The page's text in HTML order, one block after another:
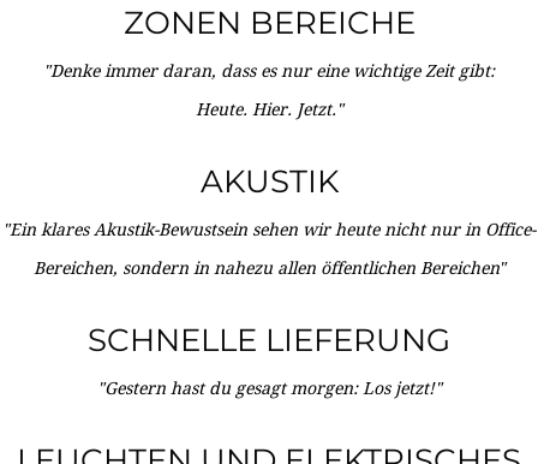
ZONEN BEREICHE
"Denke immer daran, dass es nur eine wichtige Zeit gibt:
Heute. Hier. Jetzt."
AKUSTIK
"Ein klares Akustik-Bewustsein sehen wir heute nicht nur in Office-
Bereichen, sondern in nahezu allen öffentlichen Bereichen"
SCHNELLE LIEFERUNG
"Gestern hast du gesagt morgen: Los jetzt!"